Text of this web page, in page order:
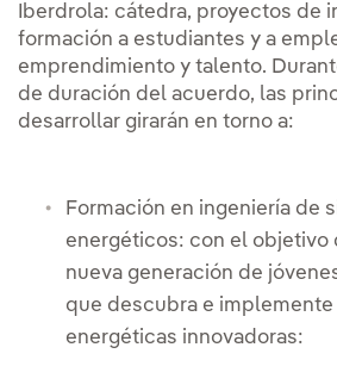
Iberdrola: cátedra, proyectos de
formación a estudiantes y a
emprendimiento y talento.
de duración del acuerdo, las
desarrollar girarán en torno a:
Formación en ingeniería de
energéticos: con el objetivo
nueva generación de
que descubra e
energéticas innovadoras: